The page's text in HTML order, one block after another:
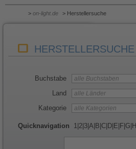
> on-light.de > Herstellersuche
HERSTELLERSUCHE
Buchstabe
Land
Kategorie
Quicknavigation 1 2 3 A B C D E F G H